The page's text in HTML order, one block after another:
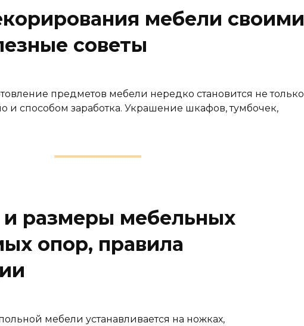
мебели своими
советы
предметов мебели нередко становится не только
и способом заработка. Украшение шкафов, тумбочек,
размеры мебельных
опор, правила
мебели устанавливается на ножках,